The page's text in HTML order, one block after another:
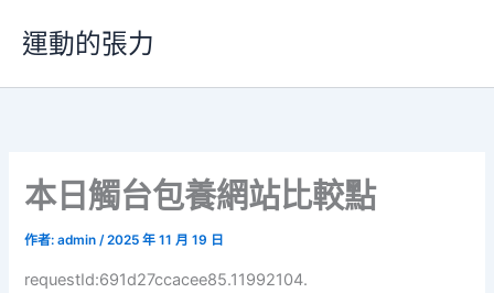
要
運動的張力
本日觸台包養網站比較點
作者:admin/2025 年 11 月 19 日
requestId:691d27ccacee85.11992104.